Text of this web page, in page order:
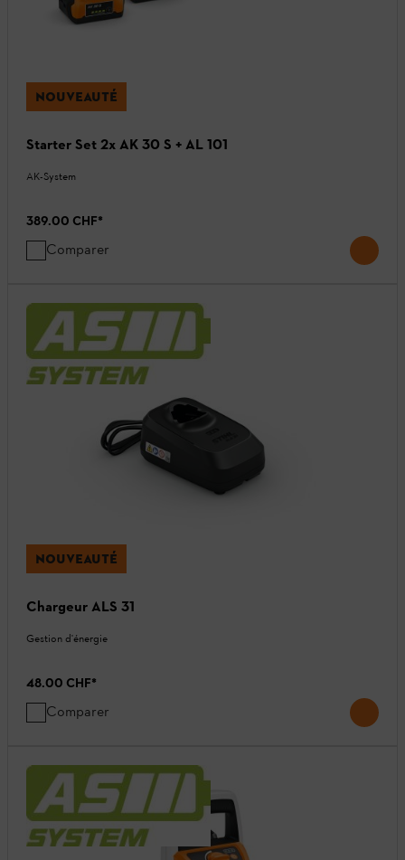
NOUVEAUTÉ
Starter Set 2x AK 30 S + AL 101
AK-System
389.00 CHF*
Comparer
NOUVEAUTÉ
Chargeur ALS 31
Gestion d'énergie
48.00 CHF*
Comparer